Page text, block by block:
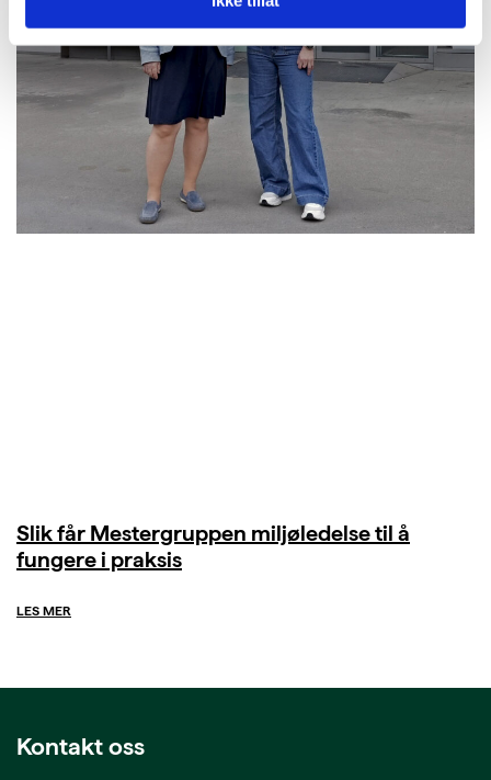
Slik får Mestergruppen miljøledelse til å
fungere i praksis
LES MER
Kontakt oss